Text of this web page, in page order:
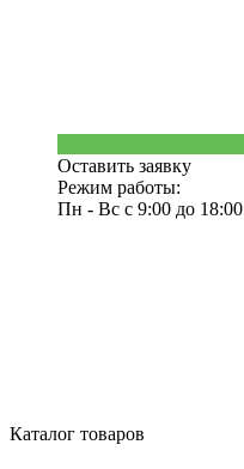
Оставить заявку
Режим работы:
Пн - Вс с 9:00 до 18:00
Каталог товаров